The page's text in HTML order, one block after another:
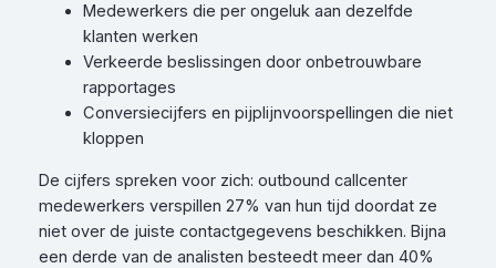
Medewerkers die per ongeluk aan dezelfde
klanten werken
Verkeerde beslissingen door onbetrouwbare
rapportages
Conversiecijfers en pijplijnvoorspellingen die niet
kloppen
De cijfers spreken voor zich: outbound callcenter
medewerkers verspillen 27% van hun tijd doordat ze
niet over de juiste contactgegevens beschikken. Bijna
een derde van de analisten besteedt meer dan 40%